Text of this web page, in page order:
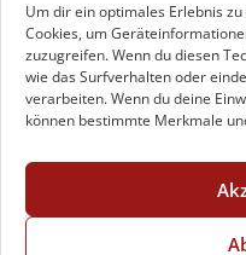
Um dir ein optimales Erlebnis
Cookies, um
zuzugreifen. Wenn du diesen
wie das Surfverhalten oder
verarbeiten. Wenn du deine
können bestimmte Merkmale
+49